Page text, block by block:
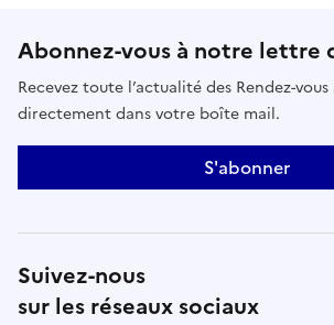
Abonnez-vous à notre lettre
Recevez toute l’actualité des Rendez-
directement dans votre boîte mail.
S'abonner
Suivez-nous
sur les réseaux sociaux